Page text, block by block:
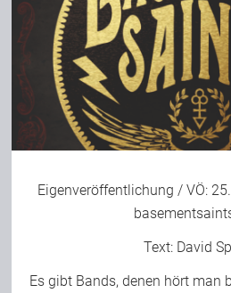
Eigenveröffentlichung / VÖ:
Text: David
Es gibt Bands, denen hört man